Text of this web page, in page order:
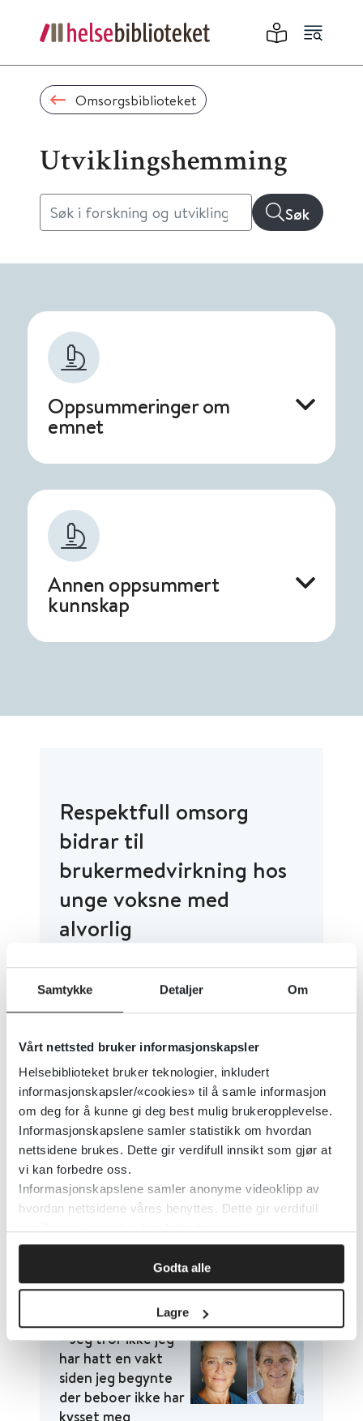
Samtykke Detaljer Om
Vårt nettsted bruker informasjonskapsler
Helsebiblioteket bruker teknologier, inkludert
informasjonskapsler/«cookies» til å samle informasjon
om deg for å kunne gi deg best mulig brukeropplevelse.
Informasjonskapslene samler statistikk om hvordan
nettsidene brukes. Dette gir verdifull innsikt som gjør at
vi kan forbedre oss.
Informasjonskapslene samler anonyme videoklipp av
hvordan nettsidene våres benyttes. Dette gir verdifull
Godta alle
Lagre
Omsorgsbiblioteket
Utviklingshemming
Søk
Oppsummeringer om
emnet
Annen oppsummert
kunnskap
Respektfull omsorg
bidrar til
brukermedvirkning hos
unge voksne med
alvorlig
«Man merker det fort om noe ikke passer
unge voksne med alvorlig
utviklingshemming. Gjermestad, Larsen og
Skarsaune har intervjuet 16 ansatte og
pårørende. I en ny vitenskapelig artikkel i
Tidsskrift for omsorgsforskning skriver
forfatterne om hvordan respektfull omsorg
kan bidra til brukermedvirkning.
– Jeg tror ikke jeg
har hatt en vakt
siden jeg begynte
der beboer ikke har
kysset meg